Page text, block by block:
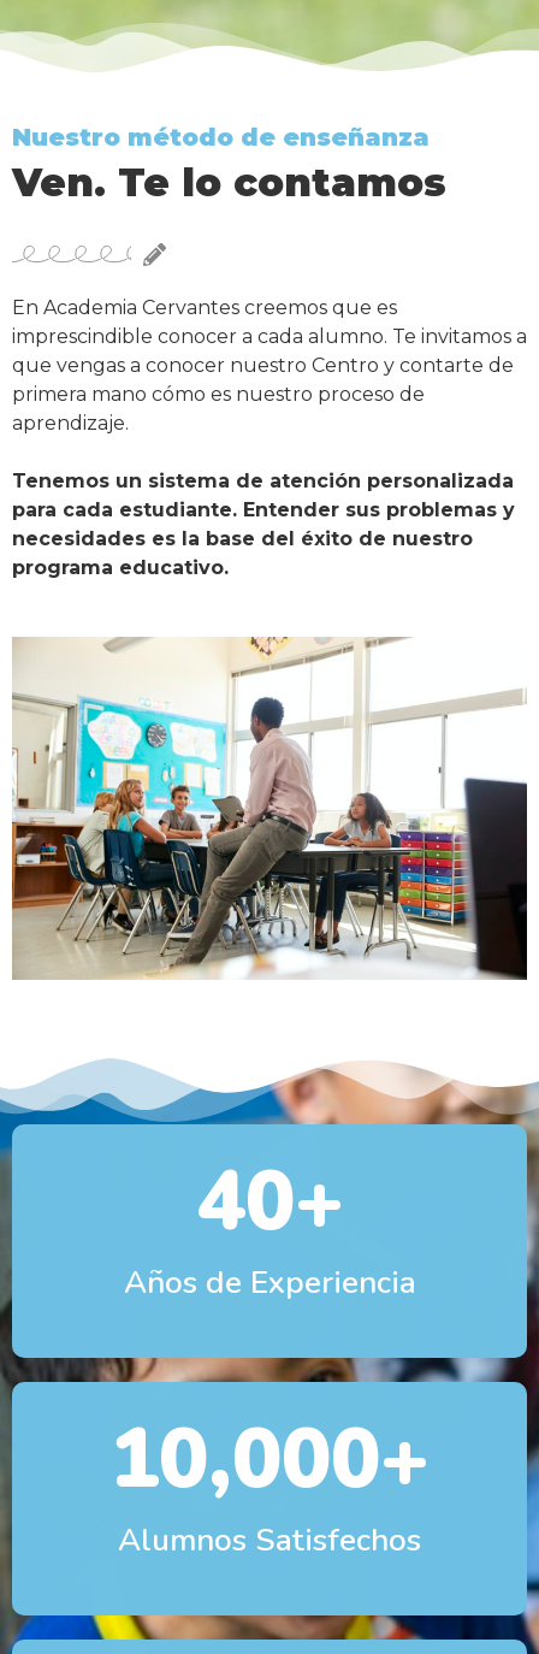
Nuestro método de enseñanza
Ven. Te lo contamos
En Academia Cervantes creemos que es
imprescindible conocer a cada alumno. Te invitamos a
que vengas a conocer nuestro Centro y contarte de
primera mano cómo es nuestro proceso de
aprendizaje.
Tenemos un sistema de atención personalizada
para cada estudiante. Entender sus problemas y
necesidades es la base del éxito de nuestro
programa educativo.
Años de Experiencia
40+
Alumnos Satisfechos
10,000+